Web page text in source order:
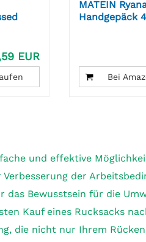
EUR
MATEIN
Handgepäck
Bei
und effektive
der
das Bewusstsein für die
Kauf eines Rucksacks
die nicht nur Ihrem